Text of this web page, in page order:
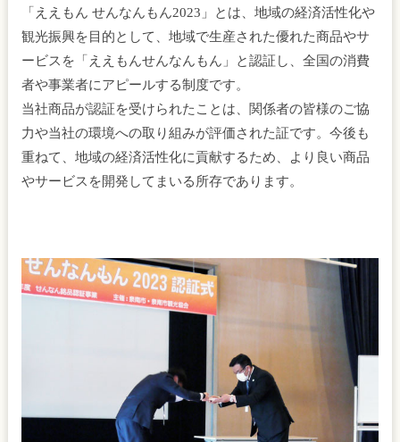
「ええもん せんなんもん2023」とは、地域の経済活性化や
観光振興を目的として、地域で生産された優れた商品やサ
ービスを「ええもんせんなんもん」と認証し、全国の消費
者や事業者にアピールする制度です。
当社商品が認証を受けられたことは、関係者の皆様のご協
力や当社の環境への取り組みが評価された証です。今後も
重ねて、地域の経済活性化に貢献するため、より良い商品
やサービスを開発してまいる所存であります。